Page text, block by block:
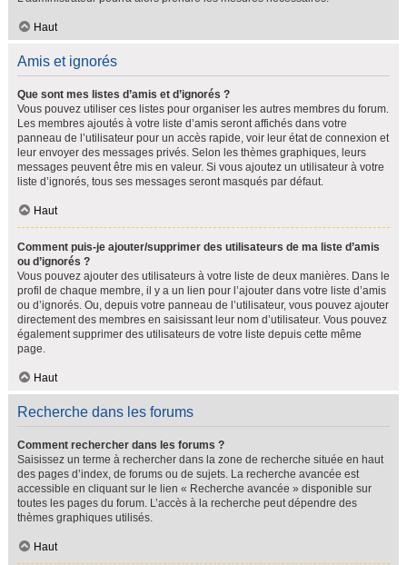
Haut
Amis et ignorés
Que sont mes listes d’amis et d’ignorés ?
Vous pouvez utiliser ces listes pour organiser les autres membres du forum.
Les membres ajoutés à votre liste d’amis seront affichés dans votre
panneau de l’utilisateur pour un accès rapide, voir leur état de connexion et
leur envoyer des messages privés. Selon les thèmes graphiques, leurs
messages peuvent être mis en valeur. Si vous ajoutez un utilisateur à votre
liste d’ignorés, tous ses messages seront masqués par défaut.
Haut
Comment puis-je ajouter/supprimer des utilisateurs de ma liste d’amis
ou d’ignorés ?
Vous pouvez ajouter des utilisateurs à votre liste de deux manières. Dans le
profil de chaque membre, il y a un lien pour l’ajouter dans votre liste d’amis
ou d’ignorés. Ou, depuis votre panneau de l’utilisateur, vous pouvez ajouter
directement des membres en saisissant leur nom d’utilisateur. Vous pouvez
également supprimer des utilisateurs de votre liste depuis cette même
page.
Haut
Recherche dans les forums
Comment rechercher dans les forums ?
Saisissez un terme à rechercher dans la zone de recherche située en haut
des pages d’index, de forums ou de sujets. La recherche avancée est
accessible en cliquant sur le lien « Recherche avancée » disponible sur
toutes les pages du forum. L’accès à la recherche peut dépendre des
thèmes graphiques utilisés.
Haut